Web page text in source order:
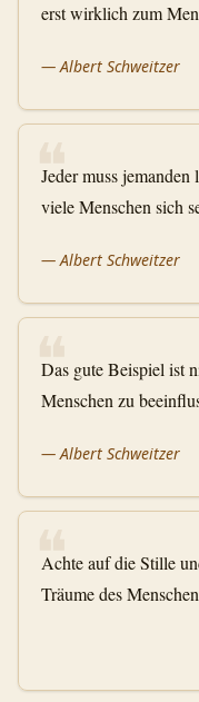
erst wirklich zum
—Albert Schweitzer
❝
Jeder muss
viele Menschen sich
—Albert Schweitzer
❝
Das gute Beispiel ist
Menschen zu
—Albert Schweitzer
❝
Achte auf die Stille
Träume des